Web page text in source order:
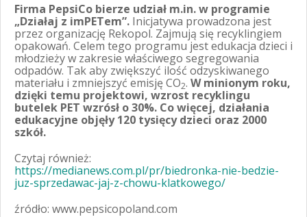
Firma PepsiCo bierze udział m.in. w programie
„Działaj z imPETem”. Inicjatywa prowadzona jest
przez organizację Rekopol. Zajmują się recyklingiem
opakowań. Celem tego programu jest edukacja dzieci i
młodzieży w zakresie właściwego segregowania
odpadów. Tak aby zwiększyć ilość odzyskiwanego
materiału i zmniejszyć emisję CO2. W minionym roku,
dzięki temu projektowi, wzrost recyklingu
butelek PET wzrósł o 30%. Co więcej, działania
edukacyjne objęły 120 tysięcy dzieci oraz 2000
szkół.
Czytaj również:
https://medianews.com.pl/pr/biedronka-nie-bedzie-
juz-sprzedawac-jaj-z-chowu-klatkowego/
źródło: www.pepsicopoland.com